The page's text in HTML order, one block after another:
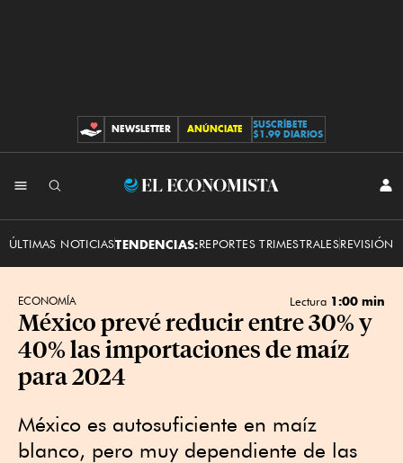
CONTRIBUCIONES
NEWSLETTER ANÚNCIATE
SUSCRÍBETE
$1.99 DIARIOS
El
ÚLTIMAS NOTICIASTENDENCIAS:REPORTES TRIMESTRALESREVISIÓN
ECONOMÍA Lectura 1:00 min
México prevé reducir entre 30% y
40% las importaciones de maíz
para 2024
México es autosuficiente en maíz
blanco, pero muy dependiente de las